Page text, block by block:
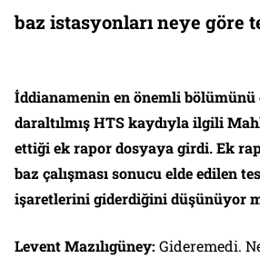
baz istasyonları neye göre
İddianamenin en önemli
daraltılmış HTS kaydıyla ilgili
ettiği ek rapor dosyaya girdi. Ek
baz çalışması sonucu elde edilen
işaretlerini giderdiğini düşünüyor
Levent Mazılıgüney: Gideremedi.